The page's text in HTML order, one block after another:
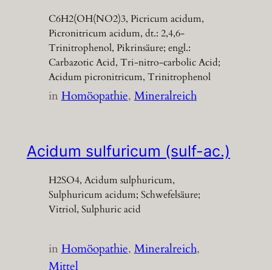
C6H2(OH(NO2)3, Picricum acidum,
Picronitricum acidum, dt.: 2,4,6-
Trinitrophenol, Pikrinsäure; engl.:
Carbazotic Acid, Tri-nitro-carbolic Acid;
Acidum picronitricum, Trinitrophenol
inHomöopathie, Mineralreich
Acidum sulfuricum (sulf-ac.)
H2SO4, Acidum sulphuricum,
Sulphuricum acidum; Schwefelsäure;
Vitriol, Sulphuric acid
inHomöopathie, Mineralreich
Mittel